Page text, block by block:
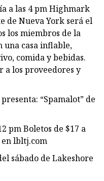
a las 4 pm Highmark
de Nueva York será el
los miembros de la
una casa inflable,
comida y bebidas.
a los proveedores y
“Spamalot” de
pm Boletos de $17 a
lbltj.com
sábado de Lakeshore